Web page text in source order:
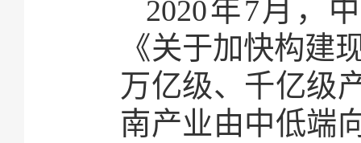
2020年7月，
《关于加快构建
万亿级、千亿级
南产业由中低端